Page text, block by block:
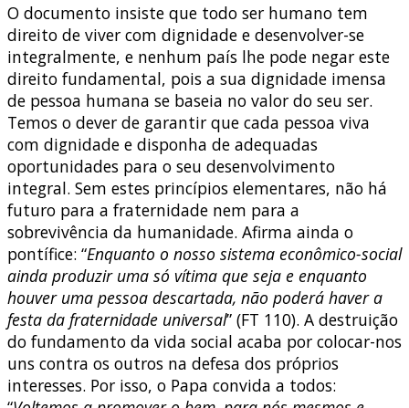
O documento insiste que todo ser humano tem
direito de viver com dignidade e desenvolver-se
integralmente, e nenhum país lhe pode negar este
direito fundamental, pois a sua dignidade imensa
de pessoa humana se baseia no valor do seu ser.
Temos o dever de garantir que cada pessoa viva
com dignidade e disponha de adequadas
oportunidades para o seu desenvolvimento
integral. Sem estes princípios elementares, não há
futuro para a fraternidade nem para a
sobrevivência da humanidade. Afirma ainda o
pontífice: “Enquanto o nosso sistema econômico-social
ainda produzir uma só vítima que seja e enquanto
houver uma pessoa descartada, não poderá haver a
festa da fraternidade universal” (FT 110). A destruição
do fundamento da vida social acaba por colocar-nos
uns contra os outros na defesa dos próprios
interesses. Por isso, o Papa convida a todos: